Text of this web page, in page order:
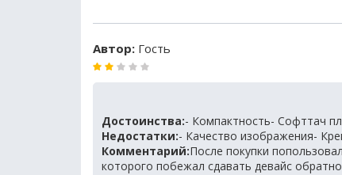
Автор: Гость
Достоинства:- Компактность- Софттач
Недостатки:- Качество изображения-
Комментарий:После покупки
которого побежал сдавать девайс